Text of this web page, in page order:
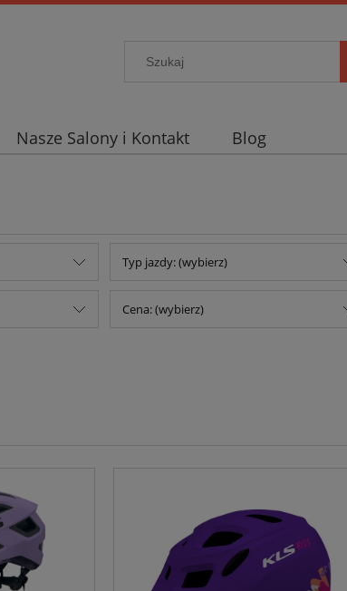
Nasze Salony i Kontakt Blog
Typ jazdy: (wybierz)
Cena: (wybierz)